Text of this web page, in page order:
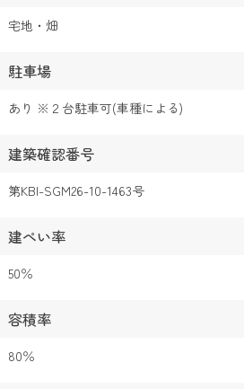
宅地・畑
駐車場
あり ※２台駐車可(車種による)
建築確認番号
第KBI-SGM26-10-1463号
建ぺい率
50％
容積率
80％